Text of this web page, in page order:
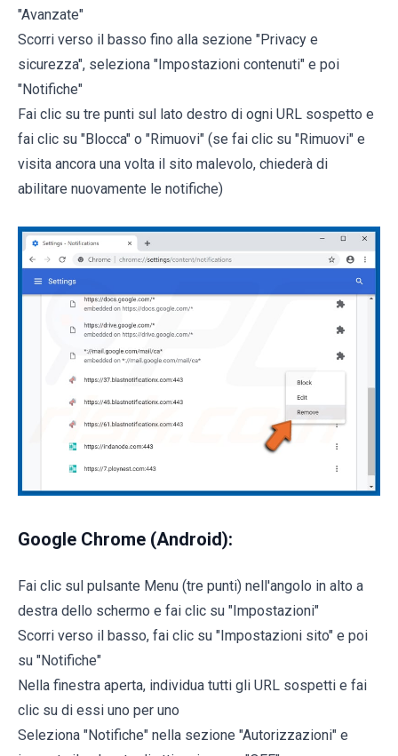
"Avanzate"
Scorri verso il basso fino alla sezione "Privacy e
sicurezza", seleziona "Impostazioni contenuti" e poi
"Notifiche"
Fai clic su tre punti sul lato destro di ogni URL sospetto e
fai clic su "Blocca" o "Rimuovi" (se fai clic su "Rimuovi" e
visita ancora una volta il sito malevolo, chiederà di
abilitare nuovamente le notifiche)
Google Chrome (Android):
Fai clic sul pulsante Menu (tre punti) nell'angolo in alto a
destra dello schermo e fai clic su "Impostazioni"
Scorri verso il basso, fai clic su "Impostazioni sito" e poi
su "Notifiche"
Nella finestra aperta, individua tutti gli URL sospetti e fai
clic su di essi uno per uno
Seleziona "Notifiche" nella sezione "Autorizzazioni" e